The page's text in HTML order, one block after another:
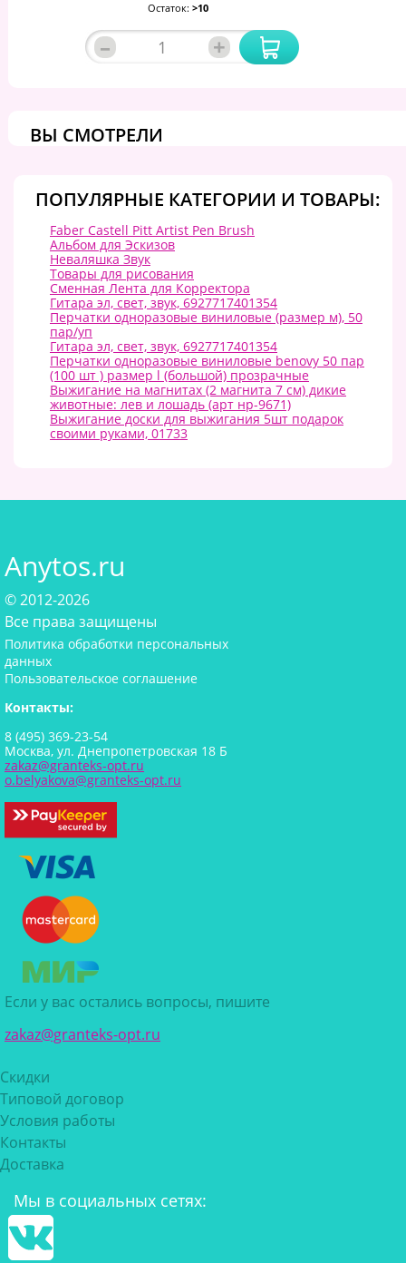
Остаток: >10
– +
ВЫ СМОТРЕЛИ
ПОПУЛЯРНЫЕ КАТЕГОРИИ И ТОВАРЫ:
Faber Castell Pitt Artist Pen Brush
Альбом для Эскизов
Неваляшка Звук
Товары для рисования
Сменная Лента для Корректора
Гитара эл, свет, звук, 6927717401354
Перчатки одноразовые виниловые (размер м), 50
пар/уп
Гитара эл, свет, звук, 6927717401354
Перчатки одноразовые виниловые benovy 50 пар
(100 шт ) размер l (большой) прозрачные
Выжигание на магнитах (2 магнита 7 см) дикие
животные: лев и лошадь (арт нр-9671)
Выжигание доски для выжигания 5шт подарок
своими руками, 01733
Anytos.ru
© 2012-2026
Все права защищены
Политика обработки персональных
данных
Пользовательское соглашение
Контакты:
8 (495) 369-23-54
Москва, ул. Днепропетровская 18 Б
zakaz@granteks-opt.ru
o.belyakova@granteks-opt.ru
Если у вас остались вопросы, пишите
zakaz@granteks-opt.ru
Скидки
Типовой договор
Условия работы
Контакты
Доставка
Мы в социальных сетях: